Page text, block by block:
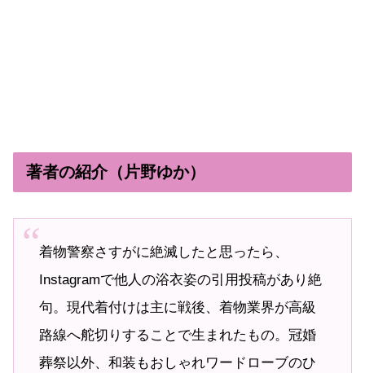
著者の紹介（片野ゆか）
着物警察さすがに絶滅したと思ったら、
Instagramで他人の浴衣姿の引用投稿があり絶
句。現代着付けは主に戦後、着物業界が高級
路線へ舵切りすることで生まれたもの。冠婚
葬祭以外、和装もおしゃれワードローブのひ